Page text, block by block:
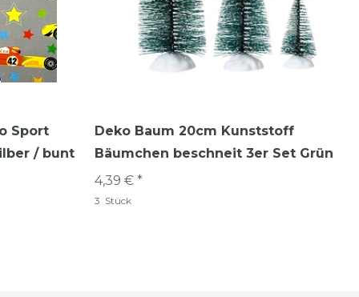
Sport
/ bunt
Deko Baum 20cm Kunststoff
Bäumchen beschneit 3er Set Grün
4,39 € *
3 Stück